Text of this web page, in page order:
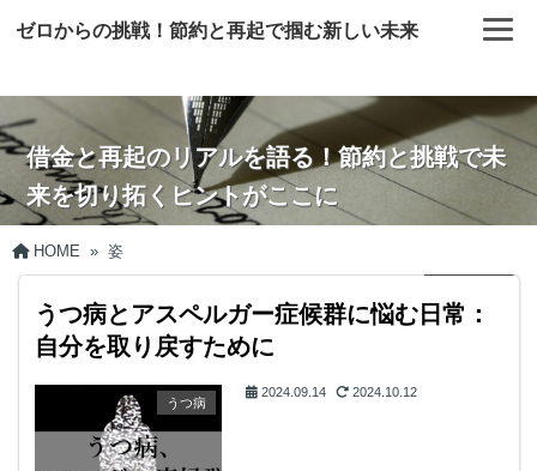
ゼロからの挑戦！節約と再起で掴む新しい未来
借金と再起のリアルを語る！節約と挑戦で未
来を切り拓くヒントがここに
HOME » 姿
うつ病とアスペルガー症候群に悩む日常：
自分を取り戻すために
うつ病
2024.09.14 2024.10.12